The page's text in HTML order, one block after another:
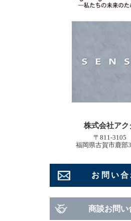
株式会社アク
〒811-3105
福岡県古賀市鹿部
お問い合
商談お問い